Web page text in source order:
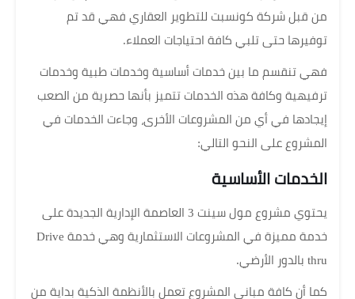
من قبل شركة كونسبت للتطوير العقاري فهي قد تم
توفيرها حتى تلبي كافة احتياجات العملاء.
فهي تنقسم ما بين خدمات أساسية وخدمات طبية وخدمات
ترفيهية وكافة هذه الخدمات تتميز بأنها حصرية من الصعب
إيجادها في أي من المشروعات الأخرى، وجاءت الخدمات في
المشروع على النحو التالي:
الخدمات الأساسية
يحتوي مشروع مول سينت 3 العاصمة الإدارية الجديدة على
خدمة مميزة في المشروعات الاستثمارية وهي خدمة Drive
thru بالدور الأرضي.
كما أن كافة مباني المشروع تعمل بالأنظمة الذكية بداية من